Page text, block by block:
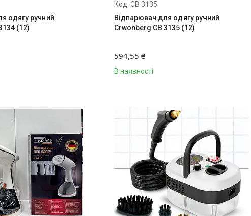
одягу ручний
(12)
CB 3135
Відпарювач для одягу ручний
Crwonberg CB 3135 (12)
594,55 ₴
В наявності